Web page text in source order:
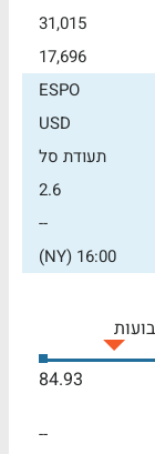
31,015
17,696
ESPO
USD
תעודת סל
2.6
--
16:00 (NY)
84.93
--